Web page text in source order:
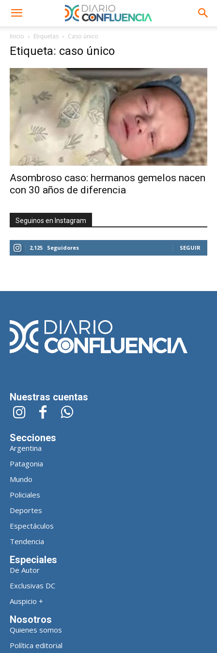
Inicio Etiquetas Caso único
Etiqueta: caso único
Asombroso caso: hermanos gemelos nacen
con 30 años de diferencia
Seguinos en Instagram
2,125 Seguidores SEGUIR
Nuestras cuentas
Secciones
Argentina
Patagonia
Mundo
Policiales
Deportes
Espectáculos
Tendencia
Especiales
De Autor
Exclusivas DC
Auspicio +
Nosotros
Quienes somos
Política editorial